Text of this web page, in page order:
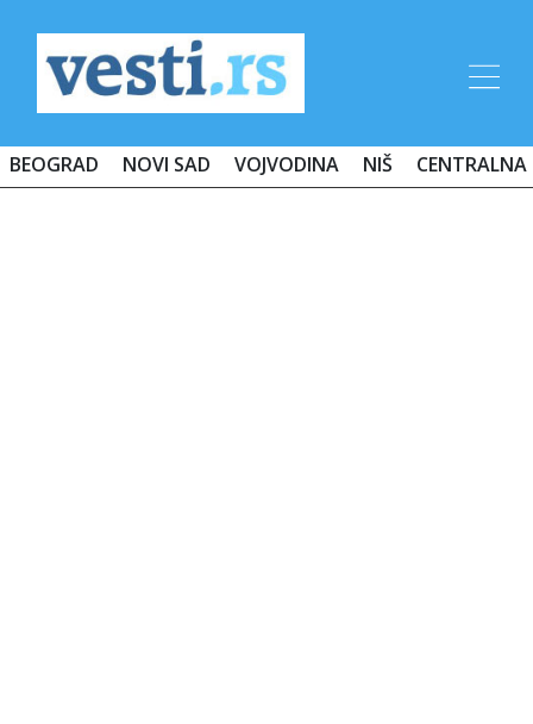
BEOGRAD NOVI SAD VOJVODINA NIŠ CENTRALNA